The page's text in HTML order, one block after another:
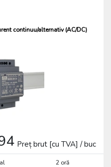
continuu/alternativ (AC/DC)
Preț brut [cu TVA] / buc
2 oră